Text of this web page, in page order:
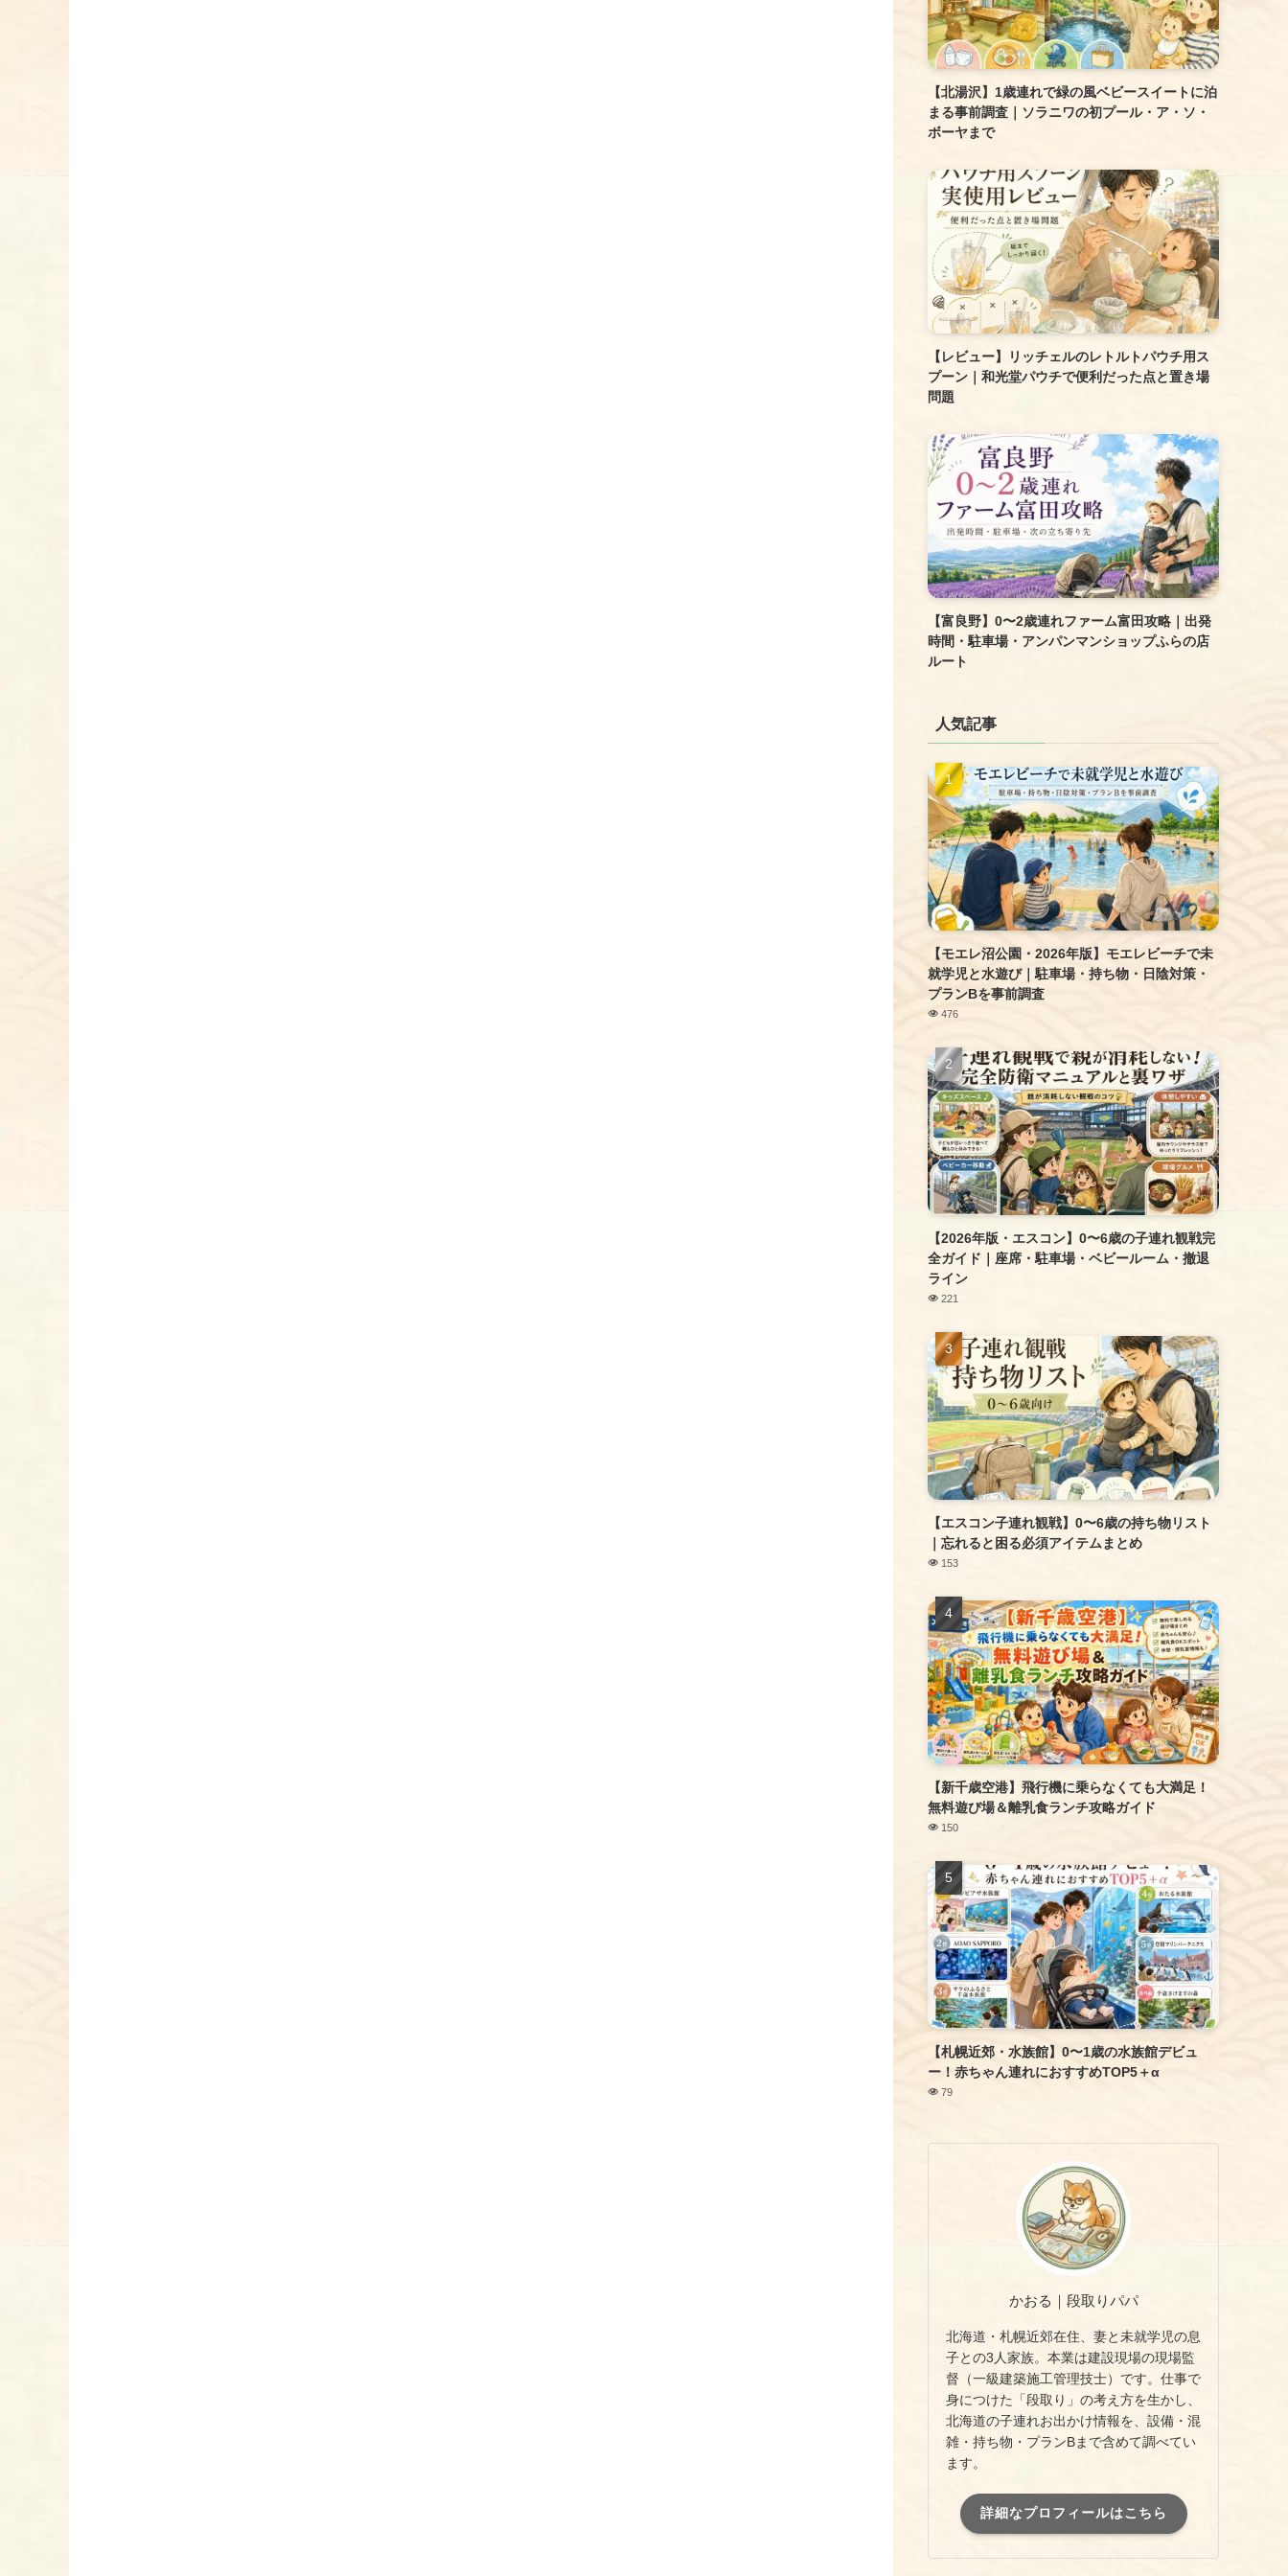
【北湯沢】1歳連れで緑の風ベビースイートに泊
まる事前調査｜ソラニワの初プール・ア・ソ・
ボーヤまで
【レビュー】リッチェルのレトルトパウチ用ス
プーン｜和光堂パウチで便利だった点と置き場
問題
【富良野】0〜2歳連れファーム富田攻略｜出発
時間・駐車場・アンパンマンショップふらの店
ルート
人気記事
【モエレ沼公園・2026年版】モエレビーチで未
就学児と水遊び｜駐車場・持ち物・日陰対策・
プランBを事前調査
476
【2026年版・エスコン】0〜6歳の子連れ観戦完
全ガイド｜座席・駐車場・ベビールーム・撤退
ライン
221
【エスコン子連れ観戦】0〜6歳の持ち物リスト
｜忘れると困る必須アイテムまとめ
153
【新千歳空港】飛行機に乗らなくても大満足！
無料遊び場＆離乳食ランチ攻略ガイド
150
【札幌近郊・水族館】0〜1歳の水族館デビュ
ー！赤ちゃん連れにおすすめTOP5＋α
79
かおる｜段取りパパ
北海道・札幌近郊在住、妻と未就学児の息
子との3人家族。本業は建設現場の現場監
督（一級建築施工管理技士）です。仕事で
身につけた「段取り」の考え方を生かし、
北海道の子連れお出かけ情報を、設備・混
雑・持ち物・プランBまで含めて調べてい
ます。
詳細なプロフィールはこちら